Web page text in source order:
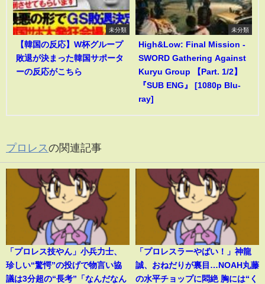
未分類
【韓国の反応】W杯グループ
敗退が決まった韓国サポータ
ーの反応がこちら
未分類
High&Low: Final Mission -
SWORD Gathering Against
Kuryu Group 【Part. 1/2】
『SUB ENG』 [1080p Blu-
ray]
プロレスの関連記事
「プロレス技やん」小兵力士、
珍しい“驚愕”の投げで物言い協
議は3分超の“長考”「なんだなん
「プロレスラーやばい！」神龍
誠、おねだりが裏目…NOAH丸藤
の水平チョップに悶絶 胸には“く